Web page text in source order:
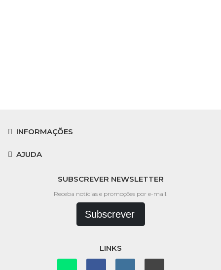
INFORMAÇÕES
AJUDA
SUBSCREVER NEWSLETTER
Receba notícias e promoções por e-mail.
Subscrever
LINKS